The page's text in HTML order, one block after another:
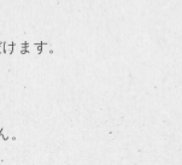
ます。